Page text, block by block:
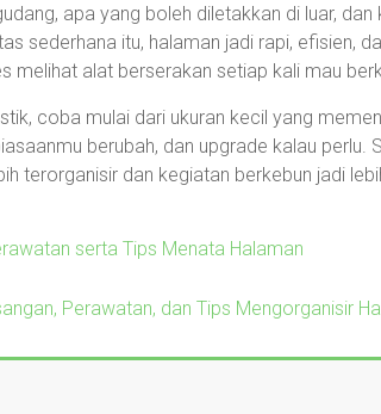
apa yang boleh diletakkan di luar, dan
sederhana itu, halaman jadi rapi, efisien,
melihat alat berserakan setiap kali mau
coba mulai dari ukuran kecil yang
berubah, dan upgrade kalau perlu.
terorganisir dan kegiatan berkebun jadi
serta Tips Menata Halaman
Perawatan, dan Tips Mengorganisir